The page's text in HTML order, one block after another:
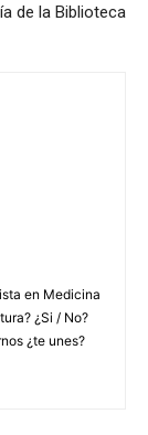
de la Biblioteca
en Medicina
¿Si / No?
¿te unes?